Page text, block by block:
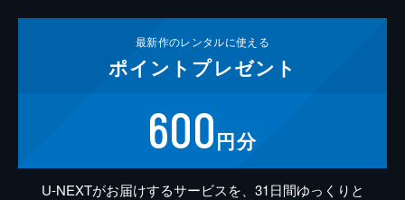
最新作のレンタルに使える
ポイント プレゼント
600円分
U-NEXTがお届けするサービスを、31日間ゆっくりと